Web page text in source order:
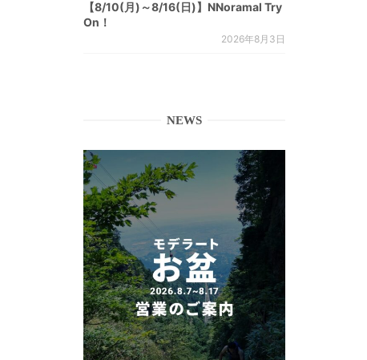
【8/10(月)～8/16(日)】NNoramal Try
On！
2026年8月3日
NEWS